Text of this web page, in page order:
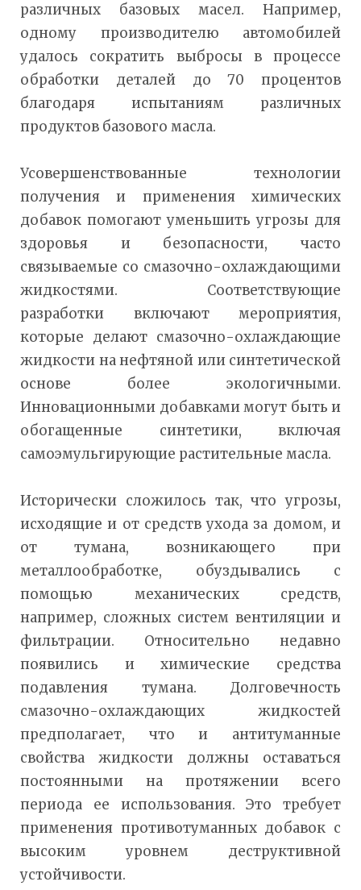
различных базовых масел. Например,
одному производителю автомобилей
удалось сократить выбросы в процессе
обработки деталей до 70 процентов
благодаря испытаниям различных
продуктов базового масла.
Усовершенствованные технологии
получения и применения химических
добавок помогают уменьшить угрозы для
здоровья и безопасности, часто
связываемые со смазочно-охлаждающими
жидкостями. Соответствующие
разработки включают мероприятия,
которые делают смазочно-охлаждающие
жидкости на нефтяной или синтетической
основе более экологичными.
Инновационными добавками могут быть и
обогащенные синтетики, включая
самоэмульгирующие растительные масла.
Исторически сложилось так, что угрозы,
исходящие и от средств ухода за домом, и
от тумана, возникающего при
металлообработке, обуздывались с
помощью механических средств,
например, сложных систем вентиляции и
фильтрации. Относительно недавно
появились и химические средства
подавления тумана. Долговечность
смазочно-охлаждающих жидкостей
предполагает, что и антитуманные
свойства жидкости должны оставаться
постоянными на протяжении всего
периода ее использования. Это требует
применения противотуманных добавок с
высоким уровнем деструктивной
устойчивости.